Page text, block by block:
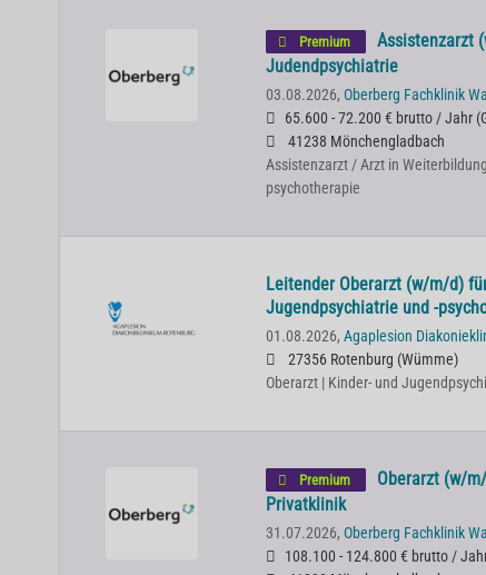
Premium
Assistenzarzt
Judendpsychiatrie
03.08.2026, Oberberg Fachklinik
65.600 - 72.200 € brutto / Jahr (
41238 Mönchengladbach
Assistenzarzt / Arzt in
psychotherapie
Leitender Oberarzt (w/m/d)
Jugendpsychiatrie und -
01.08.2026, Agaplesion
27356 Rotenburg (Wümme)
Oberarzt | Kinder- und
Premium
Oberarzt (w/
Privatklinik
31.07.2026, Oberberg Fachklinik
108.100 - 124.800 € brutto /